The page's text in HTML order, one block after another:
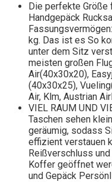
Die perfekte
Handgepäck
kg. Das ist es So
unter dem Sitz
meisten großen
Air(40x30x20),
(40x30x25),
Air, Klm, Austrian
VIEL RAUM UND
Taschen sehen
geräumig, sodass
effizient verstauen
Reißverschluss
Koffer geöffnet
und Gepäck